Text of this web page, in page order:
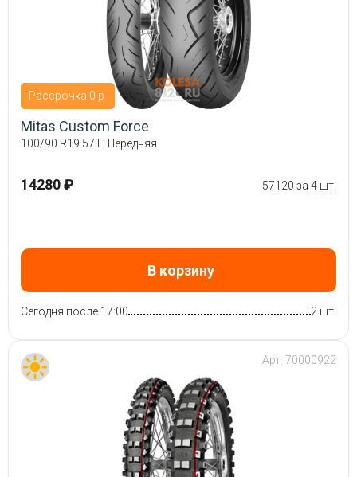
Рассрочка 0 р.
Mitas Custom Force
100/90 R19 57 H Передняя
14280 ₽ 57120 за 4 шт.
В корзину
Сегодня после 17:00 2 шт.
Арт: 70000922